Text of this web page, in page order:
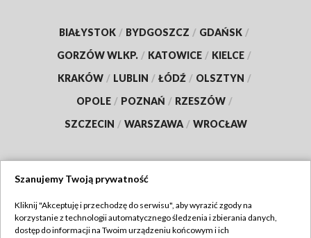
BIAŁYSTOK / BYDGOSZCZ / GDAŃSK /
GORZÓW WLKP. / KATOWICE / KIELCE /
KRAKÓW / LUBLIN / ŁÓDŹ / OLSZTYN /
OPOLE / POZNAŃ / RZESZÓW /
SZCZECIN / WARSZAWA / WROCŁAW
TVP
Szanujemy Twoją prywatność
Kliknij "Akceptuję i przechodzę do serwisu", aby wyrazić zgody na
korzystanie z technologii automatycznego śledzenia i zbierania danych,
dostęp do informacji na Twoim urządzeniu końcowym i ich